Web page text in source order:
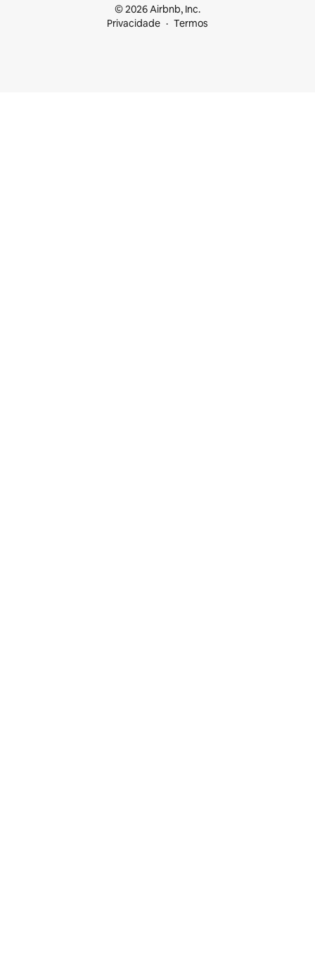
© 2026 Airbnb, Inc.
Privacidade
Termos